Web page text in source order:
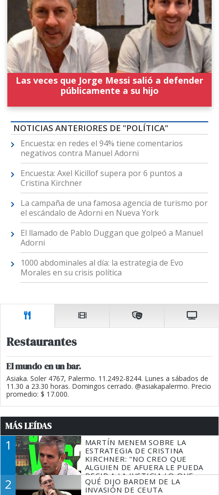
Las veces que Jorge Messi salió a defender
públicamente a su hijo
NOTICIAS ANTERIORES DE "POLÍTICA"
Encuesta: en redes el 94% tiene comentarios
negativos contra Manuel Adorni
Encuesta: Axel Kicillof supera por 6 puntos a
Cristina Kirchner
La campaña de una famosa agencia de turismo por
el escándalo de Adorni en Nueva York
El llamado de Pablo Duggan que golpeó a Manuel
Adorni
1000 abdominales al día: la estrategia de Evo
Morales en su crisis política
Restaurantes
El mundo en un bar.
Asiaka. Soler 4767, Palermo. 11.2492-8244. Lunes a sábados de
11.30 a 23.30 horas. Domingos cerrado. @asiakapalermo. Precio
promedio: $ 17.000.
MÁS LEÍDAS
1
MARTÍN MENEM SOBRE LA
ESTRATEGIA DE CRISTINA
KIRCHNER: "NO CREO QUE
ALGUIEN DE AFUERA LE PUEDA
DECIR A LA JUSTICIA LO QUE
TIENE QUE HACER"
2
QUÉ DIJO BARDEM DE LA
INVASIÓN DE CEUTA